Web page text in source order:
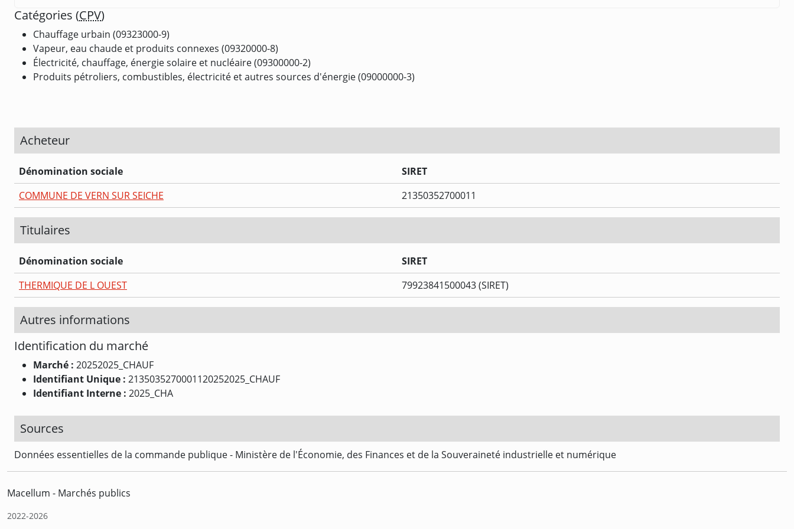
Catégories (CPV)
Chauffage urbain (09323000-9)
Vapeur, eau chaude et produits connexes (09320000-8)
Électricité, chauffage, énergie solaire et nucléaire (09300000-2)
Produits pétroliers, combustibles, électricité et autres sources d'énergie (09000000-3)
Acheteur
Dénomination sociale
SIRET
COMMUNE DE VERN SUR SEICHE
21350352700011
Titulaires
Dénomination sociale
SIRET
THERMIQUE DE L OUEST
79923841500043 (SIRET)
Autres informations
Identification du marché
Marché : 20252025_CHAUF
Identifiant Unique : 2135035270001120252025_CHAUF
Identifiant Interne : 2025_CHA
Sources
Données essentielles de la commande publique - Ministère de l'Économie, des Finances et de la Souveraineté industrielle et numérique
Macellum - Marchés publics
2022-2026